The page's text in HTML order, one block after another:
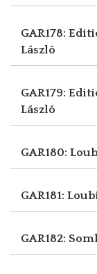
GAR178:
László
GAR179:
László
GAR180:
GAR181:
GAR182: